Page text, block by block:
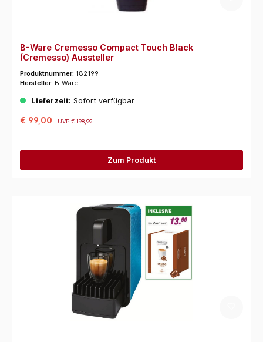
B-Ware Cremesso Compact Touch Black
(Cremesso) Aussteller
Produktnummer: 182199
Hersteller: B-Ware
Lieferzeit: Sofort verfügbar
€ 99,00 UVP€ 198,99
Zum Produkt